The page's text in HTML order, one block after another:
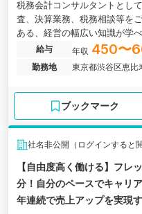
税務会計コンサルタントとし
査、決算業務、税務相談等を
ある、経営の幅広い知識が学
給与 年収 450〜
勤務地
東京都渋谷区恵比
ブックマーク
社名非公開（ログインすると
【自由度高く働ける】フレ
分！自分のペースでキャリ
年連続で売上アップを実現